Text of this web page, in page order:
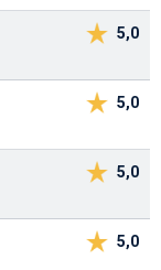
5,0
5,0
5,0
5,0